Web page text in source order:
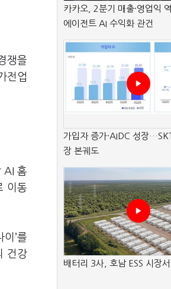
쟁을
전업
AI 홈
이동
’를
건강
카카오, 2분기 매출·영업익
에이전트 AI 수익화 관건
가입자 증가·AIDC 성장
장 본궤도
배터리 3사, 호남 ESS 시장서